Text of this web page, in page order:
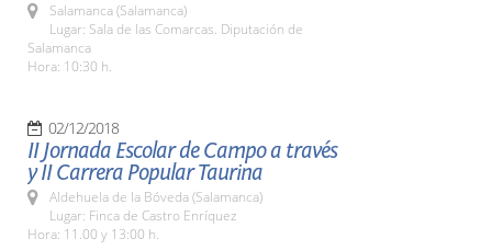
Salamanca (Salamanca)
Lugar: Sala de las Comarcas. Diputación de
Salamanca
Hora: 10:30 h.
02/12/2018
II Jornada Escolar de Campo a través
y II Carrera Popular Taurina
Aldehuela de la Bóveda (Salamanca)
Lugar: Finca de Castro Enríquez
Hora: 11.00 y 13:00 h.